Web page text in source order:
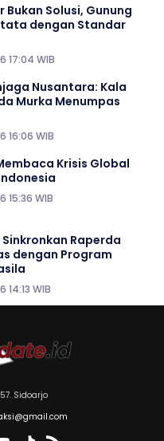
Bukan Solusi, Gunung
dengan Standar
17:04 WIB
Nusantara: Kala
Murka Menumpas
16:06 WIB
Krisis Global
15:36 WIB
Sinkronkan Raperda
dengan Program
WIB
Sidoarjo